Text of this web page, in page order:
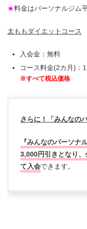
★料金はパーソナルジム
太ももダイエットコース
入会金：無料
コース料金(2カ月)：
※すべて税込価格
さらに！「みんなの
『みんなのパーソナ
3,000円引きとなり
て入会できます。